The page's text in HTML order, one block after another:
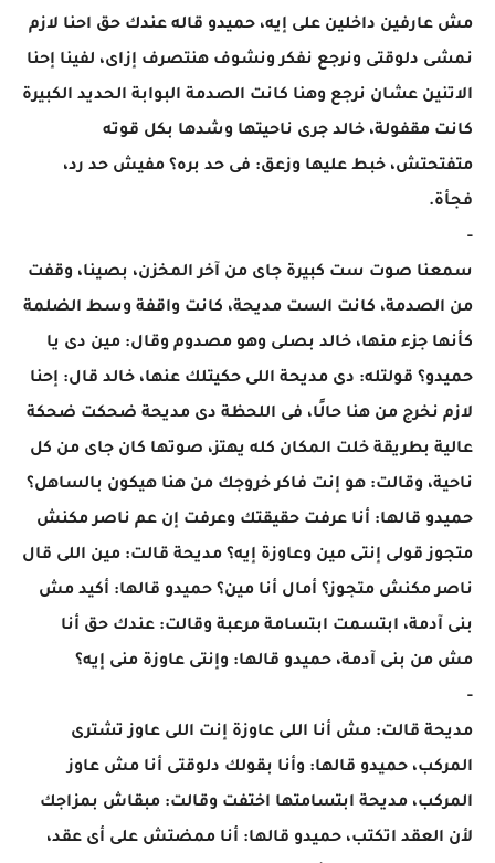
مش عارفين داخلين على إيه، حميدو قاله عندك حق احنا لازم
نمشى دلوقتى ونرجع نفكر ونشوف هنتصرف إزاى، لفينا إحنا
الاتنين عشان نرجع وهنا كانت الصدمة البوابة الحديد الكبيرة
كانت مقفولة، خالد جرى ناحيتها وشدها بكل قوته
متفتحتش، خبط عليها وزعق: فى حد بره؟ مفيش حد رد،
فجأة.
-
سمعنا صوت ست كبيرة جاى من آخر المخزن، بصينا، وقفت
من الصدمة، كانت الست مديحة، كانت واقفة وسط الضلمة
كأنها جزء منها، خالد بصلى وهو مصدوم وقال: مين دى يا
حميدو؟ قولتله: دى مديحة اللى حكيتلك عنها، خالد قال: إحنا
لازم نخرج من هنا حالًا، فى اللحظة دى مديحة ضحكت ضحكة
عالية بطريقة خلت المكان كله يهتز، صوتها كان جاى من كل
ناحية، وقالت: هو إنت فاكر خروجك من هنا هيكون بالساهل؟
حميدو قالها: أنا عرفت حقيقتك وعرفت إن عم ناصر مكنش
متجوز قولى إنتى مين وعاوزة إيه؟ مديحة قالت: مين اللى قال
ناصر مكنش متجوز؟ أمال أنا مين؟ حميدو قالها: أكيد مش
بنى آدمة، ابتسمت ابتسامة مرعبة وقالت: عندك حق أنا
مش من بنى آدمة، حميدو قالها: وإنتى عاوزة منى إيه؟
-
مديحة قالت: مش أنا اللى عاوزة إنت اللى عاوز تشترى
المركب، حميدو قالها: وأنا بقولك دلوقتى أنا مش عاوز
المركب، مديحة ابتسامتها اختفت وقالت: مبقاش بمزاجك
لأن العقد اتكتب، حميدو قالها: أنا ممضتش على أى عقد،